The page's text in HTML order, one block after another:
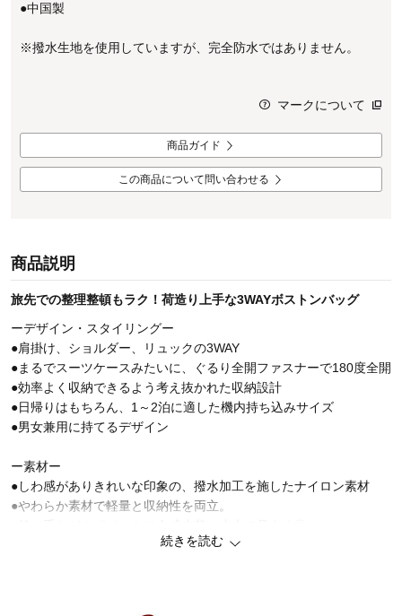
●中国製
※撥水生地を使用していますが、完全防水ではありません。
マークについて
商品ガイド
この商品について問い合わせる
商品説明
旅先での整理整頓もラク！荷造り上手な3WAYボストンバッグ
ーデザイン・スタイリングー
●肩掛け、ショルダー、リュックの3WAY
●まるでスーツケースみたいに、ぐるり全開ファスナーで180度全開
●効率よく収納できるよう考え抜かれた収納設計
●日帰りはもちろん、1～2泊に適した機内持ち込みサイズ
●男女兼用に持てるデザイン
ー素材ー
●しわ感がありきれいな印象の、撥水加工を施したナイロン素材
●やわらか素材で軽量と収納性を両立。
続きを読む